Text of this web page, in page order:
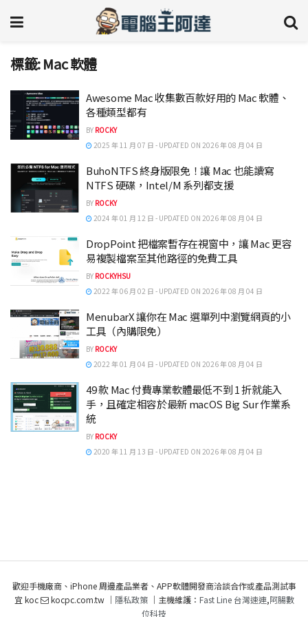
標籤:Mac 軟體
Awesome Mac 收集數百款好用的 Mac 軟體、
各種類型都有
BY ROCKY
2025 年 11 月 07 日 - UPDATED ON 2026 年 08 月 04 日
BuhoNTFS 終身版限免！讓 Mac 也能讀寫
NTFS 硬碟，Intel/M 系列都支援
BY ROCKY
2024 年 01 月 12 日 - UPDATED ON 2026 年 08 月 04 日
DropPoint 把檔案暫存在視窗中，讓 Mac 更容
易複製檔案至其他路徑的免費工具
BY ROCKYHSU
2022 年 06 月 02 日 - UPDATED ON 2026 年 08 月 04 日
MenubarX 讓你在 Mac 選單列中瀏覽網頁的小
工具（內購限免）
BY ROCKY
2022 年 01 月 04 日 - UPDATED ON 2026 年 08 月 04 日
49 款 Mac 付費專業軟體最低不到 1 折就能入
手，且確定相容於最新 macOS Big Sur 作業系
統
BY ROCKY
2020 年 11 月 13 日 - UPDATED ON 2026 年 08 月 04 日
歡迎手機廠商、iPhone 周邊產品業者、APP軟體開發商洽談合作或產品測試事
宜 koc
kocpc.com.tw ｜ 隱私政策｜主機維護： Fast Line 台灣速連,阿腸數
位科技